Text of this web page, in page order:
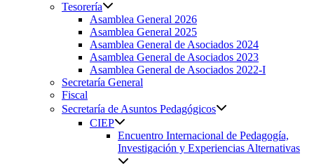
Tesorería
Asamblea General 2026
Asamblea General 2025
Asamblea General de Asociados 2024
Asamblea General de Asociados 2023
Asamblea General de Asociados 2022-I
Secretaría General
Fiscal
Secretaría de Asuntos Pedagógicos
CIEP
Encuentro Internacional de Pedagogía,
Investigación y Experiencias Alternativas